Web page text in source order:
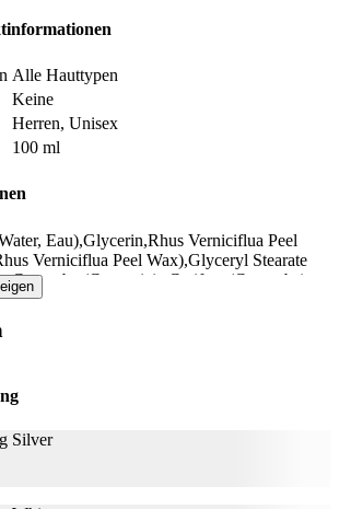
Alle Hauttypen
Keine
Herren, Unisex
100 ml
Eau),Glycerin,Rhus Verniciflua Peel
Verniciflua Peel Wax),Glyceryl Stearate
Carnauba (Copernicia Cerifera (Carnauba)
de Carnauba),Ricinus Communis (Castor)
Silver